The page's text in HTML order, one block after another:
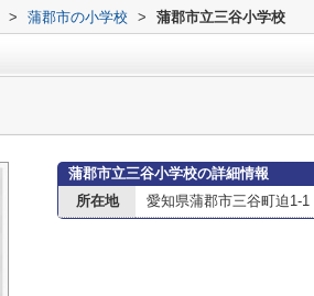
> 蒲郡市の小学校 > 蒲郡市立三谷小学校
蒲郡市立三谷小学校の詳細情報
所在地
愛知県蒲郡市三谷町迫1-1